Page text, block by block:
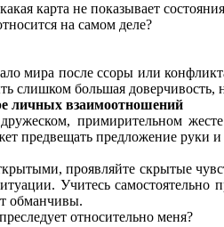
карта не показывает
на самом деле?
мира после ссоры или
слишком большая доверчивость,
личных взаимоотношений
дружеском, примирительном
предвещать предложение руки и
проявляйте скрытые
Учитесь самостоятельно
обманчивы.
относительно меня?